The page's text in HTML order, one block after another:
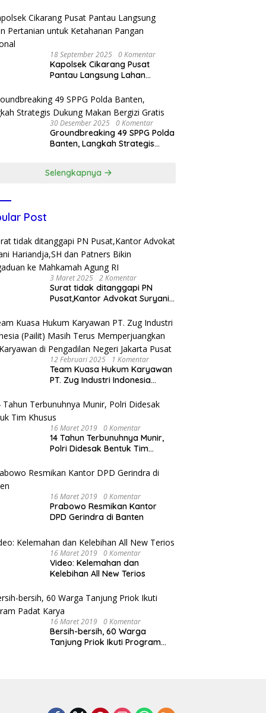
Kunjungan Delegasi Kepolisian
nasional Korea Selatan
18 September 2025 0 Komentar
Kapolsek Cikarang Pusat
Pantau Langsung Lahan
Pangan Nasional
30 Desember 2025 0 Komentar
Groundbreaking 49 SPPG Polda
Banten, Langkah Strategis
Selengkapnya
Post
3 Maret 2025 2 Komentar
Surat tidak ditanggapi PN
Pusat,Kantor Advokat Suryani
Pengaduan ke Mahkamah
Agung RI
12 Februari 2025 1 Komentar
Team Kuasa Hukum Karyawan
PT. Zug Industri Indonesia
Memperjuangkan Hak
Karyawan di Pengadilan Negeri
Jakarta Pusat
16 Maret 2019 0 Komentar
14 Tahun Terbunuhnya Munir,
Polri Didesak Bentuk Tim
16 Maret 2019 0 Komentar
Prabowo Resmikan Kantor
DPD Gerindra di Banten
16 Maret 2019 0 Komentar
Video: Kelemahan dan
Kelebihan All New Terios
16 Maret 2019 0 Komentar
Bersih-bersih, 60 Warga
Tanjung Priok Ikuti Program